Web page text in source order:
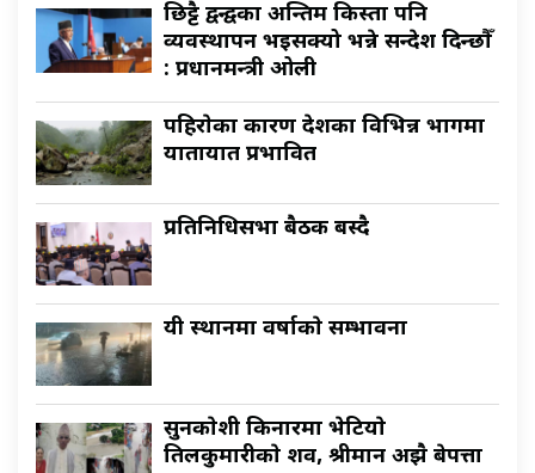
छिट्टै द्वन्द्वका अन्तिम किस्ता पनि
व्यवस्थापन भइसक्यो भन्ने सन्देश दिन्छौँ
: प्रधानमन्त्री ओली
पहिराेका कारण देशका विभिन्न भागमा
यातायात प्रभावित
प्रतिनिधिसभा बैठक बस्दै
यी स्थानमा वर्षाकाे सम्भावना
सुनकाेशी किनारमा भेटियाे
तिलकुमारीकाे शव, श्रीमान अझै बेपत्ता